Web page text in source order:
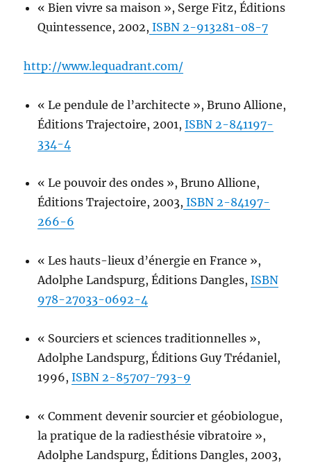
« Bien vivre sa maison », Serge Fitz, Éditions
Quintessence, 2002, ISBN 2-913281-08-7
http://www.lequadrant.com/
« Le pendule de l’architecte », Bruno Allione,
Éditions Trajectoire, 2001,ISBN 2-841197-
334-4
« Le pouvoir des ondes », Bruno Allione,
Éditions Trajectoire, 2003, ISBN 2-84197-
266-6
« Les hauts-lieux d’énergie en France »,
Adolphe Landspurg, Éditions Dangles,ISBN
978-27033-0692-4
« Sourciers et sciences traditionnelles »,
Adolphe Landspurg, Éditions Guy Trédaniel,
1996,ISBN 2-85707-793-9
« Comment devenir sourcier et géobiologue,
la pratique de la radiesthésie vibratoire »,
Adolphe Landspurg, Éditions Dangles, 2003,